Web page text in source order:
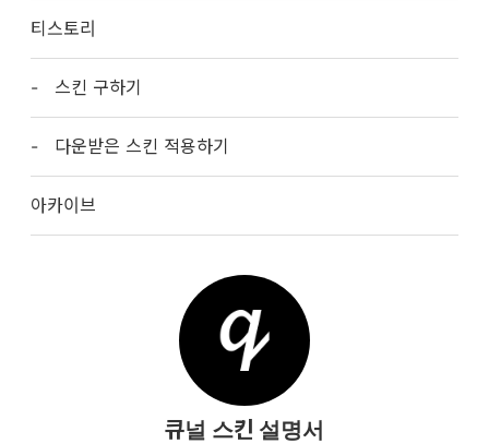
티스토리
스킨 구하기
다운받은 스킨 적용하기
아카이브
큐널 스킨 설명서